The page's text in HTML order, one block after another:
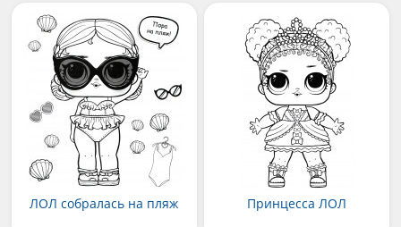
ЛОЛ собралась на пляж Принцесса ЛОЛ